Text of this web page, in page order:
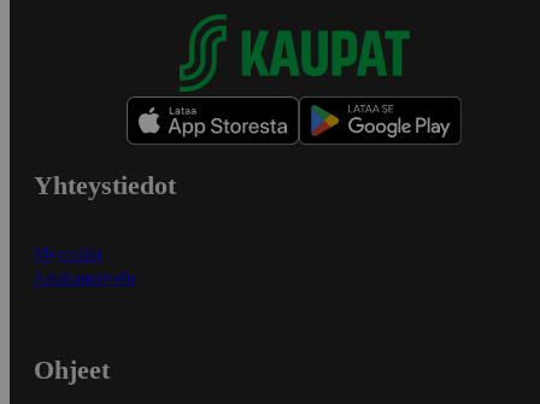
Yhteystiedot
Myymälät
Asiakaspalvelu
Ohjeet